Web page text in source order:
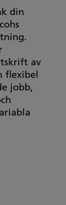
din
av
flexibel
jobb,